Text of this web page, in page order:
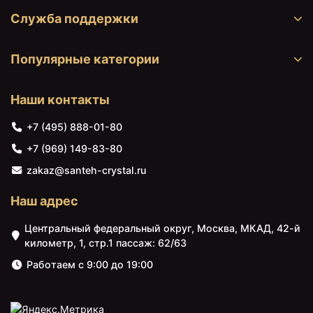
Боковая стенка для
душевого уголка
Radaway Euphoria S1
стекло прозрачное
перегородка Radaway
Служба поддержки
Популярные категории
Наши контакты
+7 (495) 888-01-80
+7 (969) 149-83-80
zakaz@santeh-crystal.ru
Наш адрес
Центральный федеральный округ, Москва, МКАД, 42-й
километр, 1, стр.1 пассаж: 62/63
Работаем с 9:00 до 19:00